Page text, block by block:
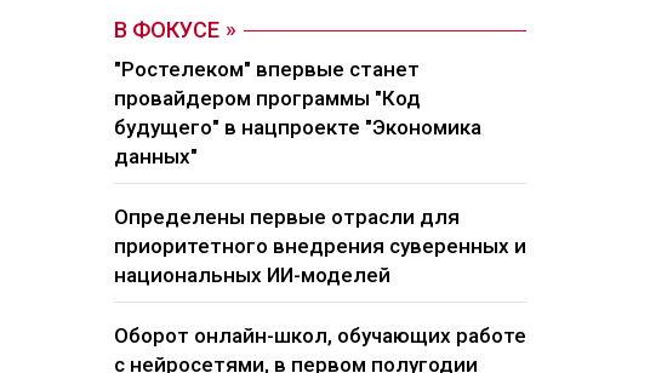
В ФОКУСЕ
"Ростелеком" впервые станет
провайдером программы "Код
будущего" в нацпроекте "Экономика
данных"
Определены первые отрасли для
приоритетного внедрения суверенных и
национальных ИИ-моделей
Оборот онлайн-школ, обучающих работе
с нейросетями, в первом полугодии